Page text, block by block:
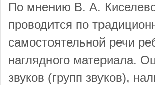
По мнению В. А.
проводится по
самостоятельной речи
наглядного материала.
звуков (групп звуков),